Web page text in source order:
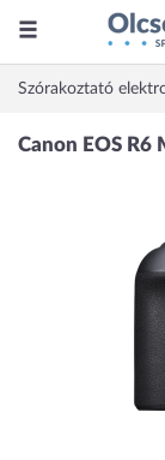
Szórakoztató